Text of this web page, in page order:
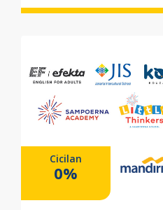
Cicilan
0%